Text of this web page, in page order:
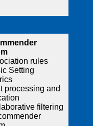
rules
Setting
processing and
filtering